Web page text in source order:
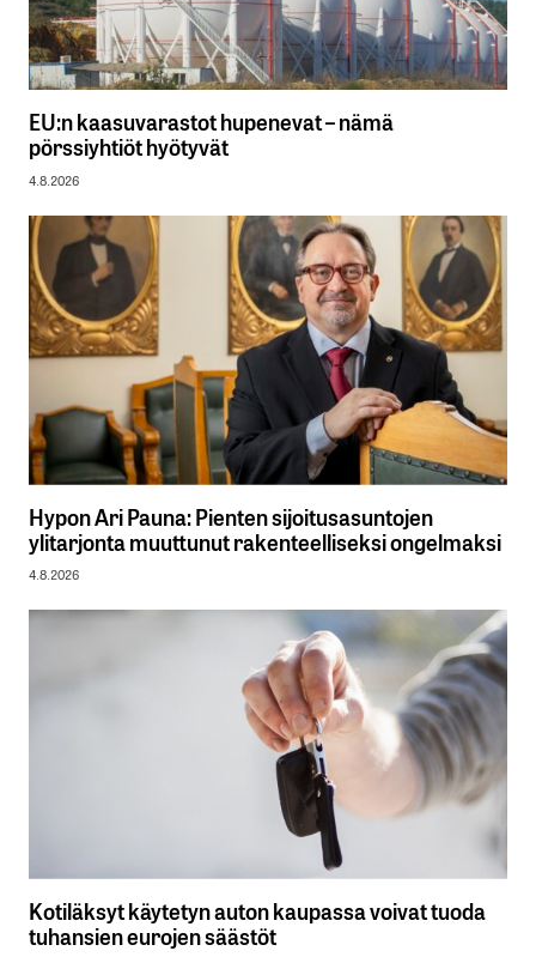
EU:n kaasuvarastot hupenevat – nämä
pörssiyhtiöt hyötyvät
4.8.2026
Hypon Ari Pauna: Pienten sijoitusasuntojen
ylitarjonta muuttunut rakenteelliseksi ongelmaksi
4.8.2026
Kotiläksyt käytetyn auton kaupassa voivat tuoda
tuhansien eurojen säästöt